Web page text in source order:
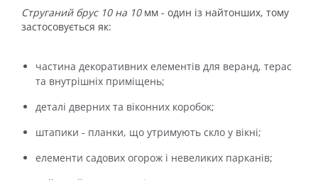
Струганий брус 10 на 10мм - один із найтонших, тому
застосовується як:
частина декоративних елементів для веранд, терас
та внутрішніх приміщень;
деталі дверних та віконних коробок;
штапики - планки, що утримують скло у вікні;
елементи садових огорож і невеликих парканів;